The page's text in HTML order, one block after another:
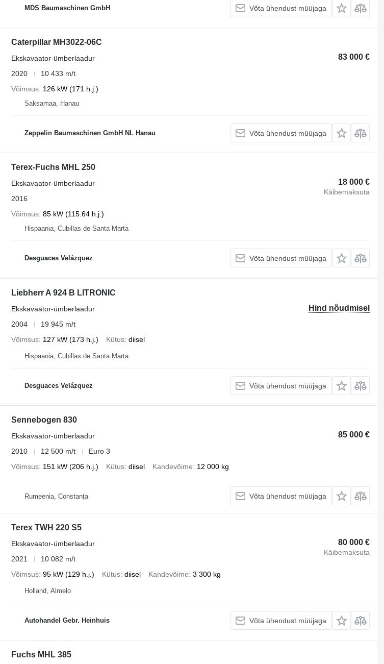
MDS Baumaschinen GmbH Võta ühendust müüjaga
Caterpillar MH3022-06C
83 000 €
Ekskavaator-ümberlaadur
2020
10 433 m/t
Võimsus 126 kW (171 h.j.)
Saksamaa, Hanau
Zeppelin Baumaschinen GmbH NL Hanau Võta ühendust müüjaga
Terex-Fuchs MHL 250
18 000 €
Käibemaksuta
Ekskavaator-ümberlaadur
2016
Võimsus 85 kW (115.64 h.j.)
Hispaania, Cubillas de Santa Marta
Desguaces Velázquez Võta ühendust müüjaga
Liebherr A 924 B LITRONIC
Hind nõudmisel
Ekskavaator-ümberlaadur
2004
19 945 m/t
Võimsus 127 kW (173 h.j.) Kütus diisel
Hispaania, Cubillas de Santa Marta
Desguaces Velázquez Võta ühendust müüjaga
Sennebogen 830
85 000 €
Ekskavaator-ümberlaadur
2010
12 500 m/t
Euro 3
Võimsus 151 kW (206 h.j.) Kütus diisel Kandevõime 12 000 kg
Rumeenia, Constanța Võta ühendust müüjaga
Terex TWH 220 S5
80 000 €
Käibemaksuta
Ekskavaator-ümberlaadur
2021
10 082 m/t
Võimsus 95 kW (129 h.j.) Kütus diisel Kandevõime 3 300 kg
Holland, Almelo
Autohandel Gebr. Heinhuis Võta ühendust müüjaga
Fuchs MHL 385